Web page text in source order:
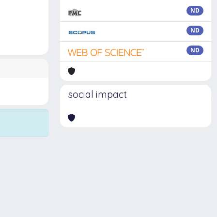
ND
ND
ND
social impact